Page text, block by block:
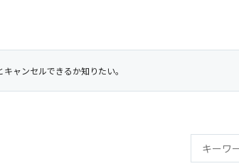
ャンセルできるか知りたい。